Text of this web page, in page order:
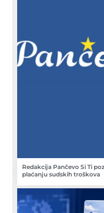
Redakcija Pančevo Si Ti
plaćanju sudskih troškova